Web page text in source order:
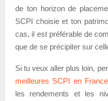
de ton horizon de
SCPI choisie et ton
cas, il est préférable de
que de se précipiter sur
Si tu veux aller plus loin,
meilleures SCPI en France
les rendements et les